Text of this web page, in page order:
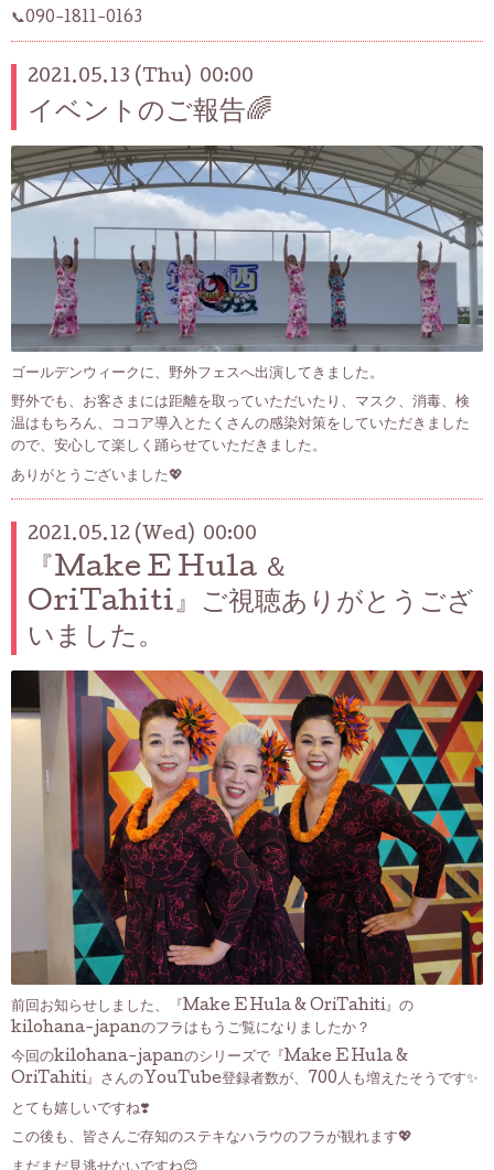
📞090-1811-0163
2021.05.13 (Thu) 00:00
イベントのご報告🌈
ゴールデンウィークに、野外フェスへ出演してきました。
野外でも、お客さまには距離を取っていただいたり、マスク、消毒、検
温はもちろん、ココア導入とたくさんの感染対策をしていただきました
ので、安心して楽しく踊らせていただきました。
ありがとうございました💖
2021.05.12 (Wed) 00:00
『Make E Hula ＆
OriTahiti』ご視聴ありがとうござ
いました。
前回お知らせしました、『Make E Hula & OriTahiti』の
kilohana-japanのフラはもうご覧になりましたか？
今回のkilohana-japanのシリーズで『Make E Hula &
OriTahiti』さんのYouTube登録者数が、700人も増えたそうです✨
とても嬉しいですね❣️
この後も、皆さんご存知のステキなハラウのフラが観れます💖